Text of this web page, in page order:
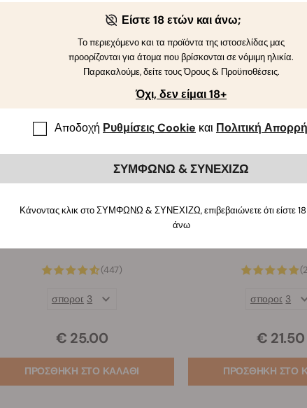
Θηλυκοποιημένες
(447)
€ 25.00
σποροι: 3
€ 21.50
σποροι: 3
Είστε 18 ετών και άνω;
Το περιεχόμενο και τα προϊόντα της ιστοσελίδας μας
προορίζονται για άτομα που βρίσκονται σε νόμιμη ηλικία.
Παρακαλούμε, δείτε τους Όρους & Προϋποθέσεις.
Όχι, δεν είμαι 18+
Αποδοχή Ρυθμίσεις Cookie και Πολιτική
ΣΥΜΦΩΝΩ & ΣΥΝΕΧΙΖΩ
Κάνοντας κλικ στο ΣΥΜΦΩΝΩ & ΣΥΝΕΧΙΖΩ, επιβεβαιώνετε ότι είστε 18
άνω